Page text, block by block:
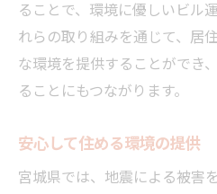
ることで、環境に優しいビル
れらの取り組みを通じて、居
な環境を提供することができ
ることにもつながります。
安心して住める環境の提供
宮城県では、地震による被害